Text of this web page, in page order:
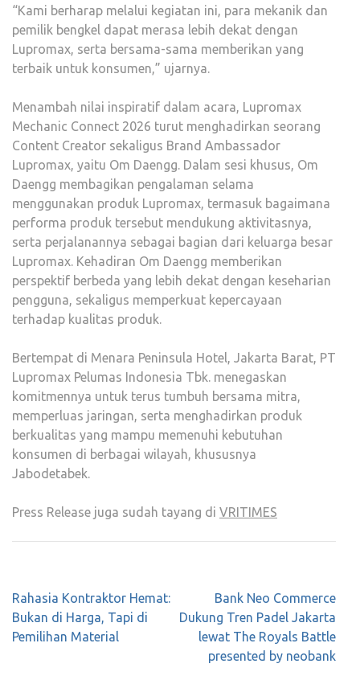
“Kami berharap melalui kegiatan ini, para mekanik dan
pemilik bengkel dapat merasa lebih dekat dengan
Lupromax, serta bersama-sama memberikan yang
terbaik untuk konsumen,” ujarnya.
Menambah nilai inspiratif dalam acara, Lupromax
Mechanic Connect 2026 turut menghadirkan seorang
Content Creator sekaligus Brand Ambassador
Lupromax, yaitu Om Daengg. Dalam sesi khusus, Om
Daengg membagikan pengalaman selama
menggunakan produk Lupromax, termasuk bagaimana
performa produk tersebut mendukung aktivitasnya,
serta perjalanannya sebagai bagian dari keluarga besar
Lupromax. Kehadiran Om Daengg memberikan
perspektif berbeda yang lebih dekat dengan keseharian
pengguna, sekaligus memperkuat kepercayaan
terhadap kualitas produk.
Bertempat di Menara Peninsula Hotel, Jakarta Barat, PT
Lupromax Pelumas Indonesia Tbk. menegaskan
komitmennya untuk terus tumbuh bersama mitra,
memperluas jaringan, serta menghadirkan produk
berkualitas yang mampu memenuhi kebutuhan
konsumen di berbagai wilayah, khususnya
Jabodetabek.
Press Release juga sudah tayang di VRITIMES
Post
navigation
Rahasia Kontraktor Hemat:
Bukan di Harga, Tapi di
Pemilihan Material
Bank Neo Commerce
Dukung Tren Padel Jakarta
lewat The Royals Battle
presented by neobank